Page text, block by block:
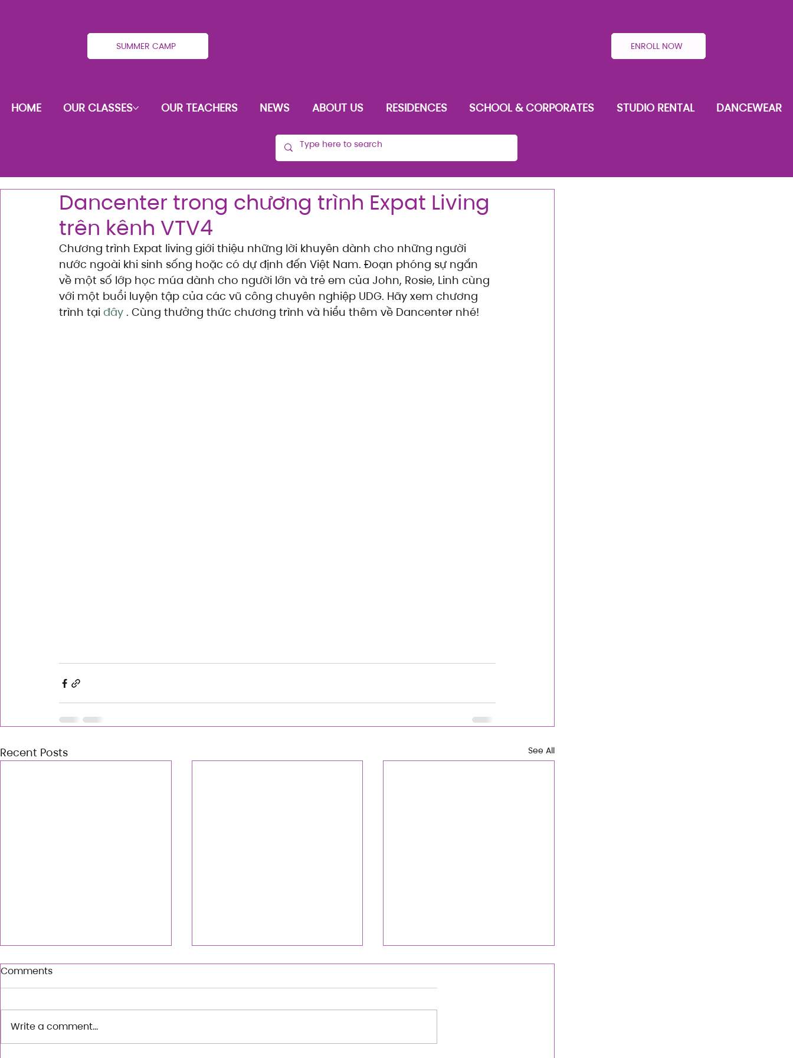
SUMMER CAMP ENROLL NOW
HOME OUR CLASSES OUR TEACHERS NEWS ABOUT US RESIDENCES SCHOOL & CORPORATES STUDIO RENTAL DANCEWEAR
Dancenter trong chương trình Expat Living
trên kênh VTV4
Chương trình Expat living giới thiệu những lời khuyên dành cho những người
nước ngoài khi sinh sống hoặc có dự định đến Việt Nam. Đoạn phóng sự ngắn
về một số lớp học múa dành cho người lớn và trẻ em của John, Rosie, Linh cùng
với một buổi luyện tập của các vũ công chuyên nghiệp UDG. Hãy xem chương
trình tại đây . Cùng thưởng thức chương trình và hiểu thêm về Dancenter nhé!
Recent Posts See All
Comments
Write a comment...